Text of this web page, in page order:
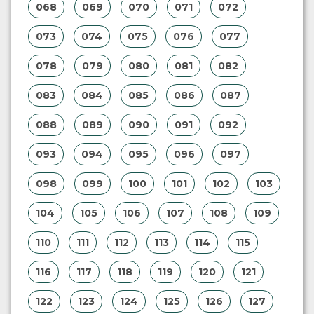
068 069 070 071 072
073 074 075 076 077
078 079 080 081 082
083 084 085 086 087
088 089 090 091 092
093 094 095 096 097
098 099 100 101 102 103
104 105 106 107 108 109
110 111 112 113 114 115
116 117 118 119 120 121
122 123 124 125 126 127